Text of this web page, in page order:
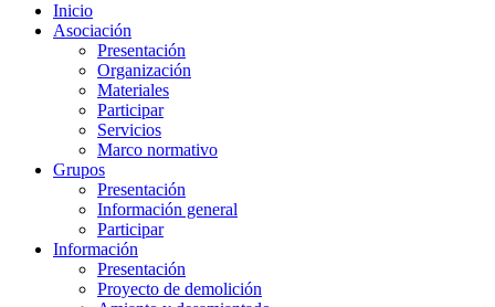
Inicio
Asociación
Presentación
Organización
Materiales
Participar
Servicios
Marco normativo
Grupos
Presentación
Información general
Participar
Información
Presentación
Proyecto de demolición